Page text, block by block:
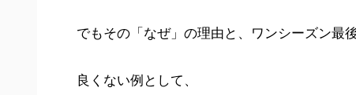
でもその「なぜ」の理由と、ワンシーズン最
良くない例として、